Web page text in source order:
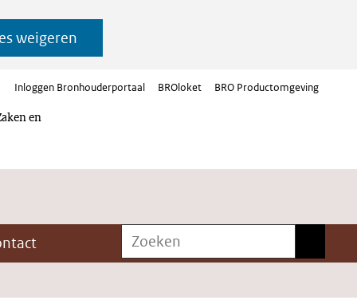
weigeren
en
Inloggen Bronhouderportaal BROloket BRO Productomgeving
Zoeken